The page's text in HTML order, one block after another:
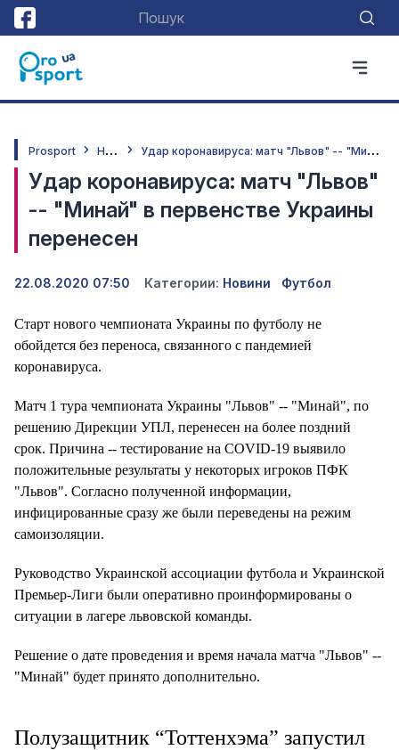
Prosport Н
овини У
дар коронавируса: матч "Львов" -- "Минай" в первенстве Украины перенесен
Удар коронавируса: матч "Львов"
-- "Минай" в первенстве Украины
перенесен
22.08.2020 07:50 Категории: Новини Футбол
Старт нового чемпионата Украины по футболу не
обойдется без переноса, связанного с пандемией
коронавируса.
Матч 1 тура чемпионата Украины "Львов" -- "Минай", по
решению Дирекции УПЛ, перенесен на более поздний
срок. Причина -- тестирование на COVID-19 выявило
положительные результаты у некоторых игроков ПФК
"Львов". Согласно полученной информации,
инфицированные сразу же были переведены на режим
самоизоляции.
Руководство Украинской ассоциации футбола и Украинской
Премьер-Лиги были оперативно проинформированы о
ситуации в лагере львовской команды.
Решение о дате проведения и время начала матча "Львов" --
"Минай" будет принято дополнительно.
Полузащитник “Тоттенхэма” запустил